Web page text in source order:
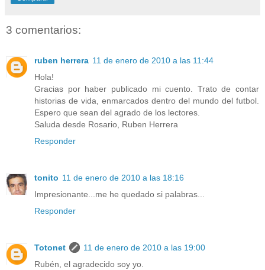
3 comentarios:
ruben herrera 11 de enero de 2010 a las 11:44
Hola!
Gracias por haber publicado mi cuento. Trato de contar
historias de vida, enmarcados dentro del mundo del futbol.
Espero que sean del agrado de los lectores.
Saluda desde Rosario, Ruben Herrera
Responder
tonito 11 de enero de 2010 a las 18:16
Impresionante...me he quedado si palabras...
Responder
Totonet
11 de enero de 2010 a las 19:00
Rubén, el agradecido soy yo.